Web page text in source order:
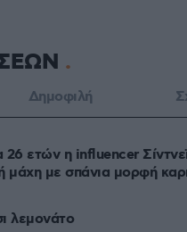
Δημοφιλή
26 ετών η influencer
μάχη με σπάνια μορφή
λεμονάτο